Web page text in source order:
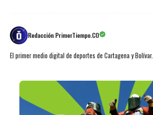
Redacción PrimerTiempo.CO
El primer medio digital de deportes de Cartagena y Bolívar.